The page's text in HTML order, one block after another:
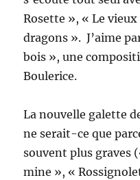
Rosette », « Le
dragons ». J’aime
bois », une
Boulerice.
La nouvelle galette
ne serait-ce que
souvent plus graves
mine », «